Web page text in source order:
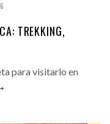
TREKKING,
para visitarlo en